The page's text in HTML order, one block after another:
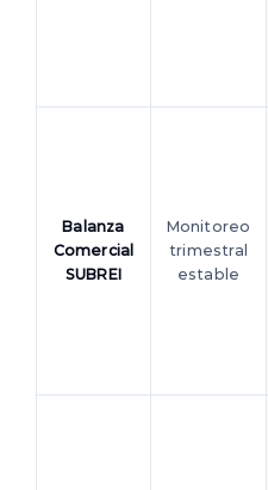
Balanza
Comercial
SUBREI
Monitoreo
trimestral
estable